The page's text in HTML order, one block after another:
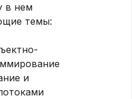
в нем
темы:
и